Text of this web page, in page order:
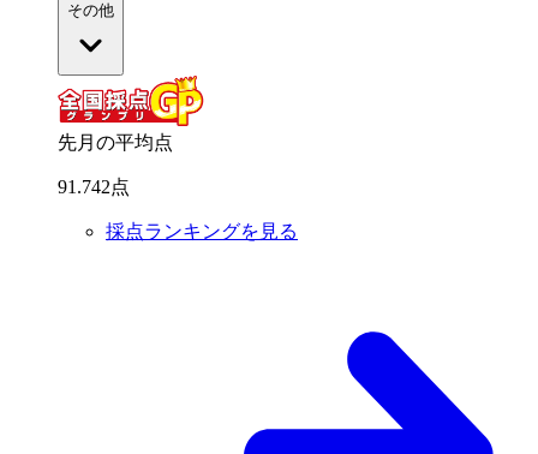
その他
先月の平均点
91 .742点
採点ランキングを見る